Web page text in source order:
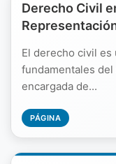
Derecho Civil
El derecho civil es
fundamentales
encargada de...
PÁGINA